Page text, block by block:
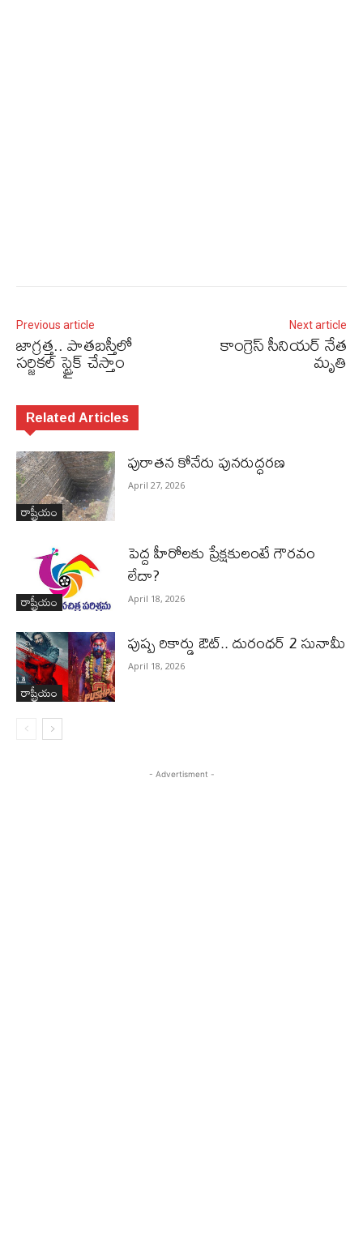
Previous article
జాగ్రత్త.. పాతబస్తీలో
సర్జికల్ స్ట్రైక్ చేస్తాం
Next article
కాంగ్రెస్‌ సీనియర్‌ నేత
మృతి
Related Articles
రాష్ట్రీయం
పురాత‌న కోనేరు పున‌రుద్ధ‌ర‌ణ
April 27, 2026
రాష్ట్రీయం
పెద్ద హీరోల‌కు ప్రేక్ష‌కులంటే గౌర‌వం
లేదా?
April 18, 2026
రాష్ట్రీయం
పుష్ప రికార్డు ఔట్‌.. దురంధ‌ర్ 2 సునామీ
April 18, 2026
- Advertisment -